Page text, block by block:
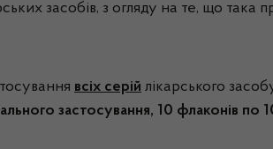
засобів, з огляду на те, що така
всіх серій лікарського
застосування, 10 флаконів по